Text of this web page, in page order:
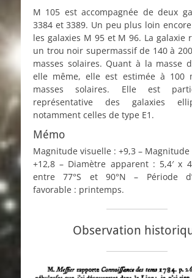
M 105 est accompagnée de deux
3384 et 3389. Un peu plus loin
les galaxies M 95 et M 96. La galaxie
un trou noir supermassif de 140 à
masses solaires. Quant à la masse
elle même, elle est estimée à 100
masses solaires. Elle est
représentative des galaxies
notamment celles de type E1.
Mémo
Magnitude visuelle : +9,3 –
+12,8 – Diamètre apparent : 5,4′ x
entre 77°S et 90°N – Période
favorable : printemps.
Observation